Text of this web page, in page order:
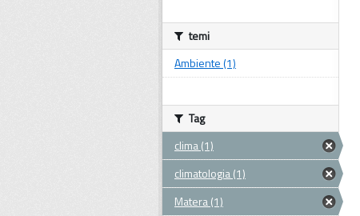
temi
Ambiente (1)
Tag
clima (1)
climatologia (1)
Matera (1)